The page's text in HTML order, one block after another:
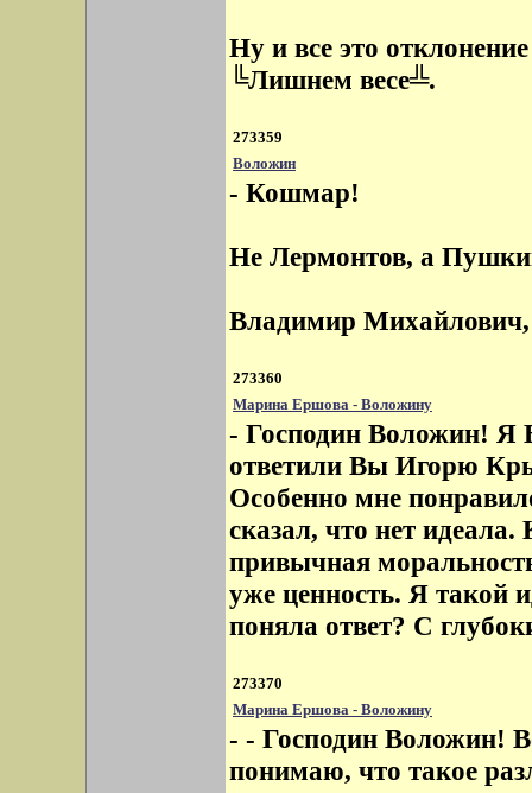
Ну и все это
╚Лишнем весе╩.
273359
Воложин
- Кошмар!
Не Лермонтов, а
Владимир Михайлович,
273360
Марина Ершова - Воложину
- Господин Воложин! Я
ответили Вы Игорю
Особенно мне
сказал, что нет идеала.
привычная
уже ценность. Я такой
поняла ответ? С
273370
Марина Ершова - Воложину
- - Господин Воложин!
понимаю, что такое